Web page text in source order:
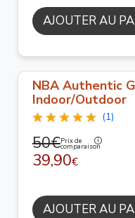
AJOUTER AU
NBA Authentic
Indoor/Outdoor
(1)
50€Prix de
comparaison
39,90€
AJOUTER AU